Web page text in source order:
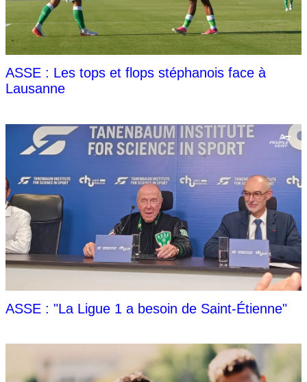
ASSE : Les tops et flops stéphanois face à
Lausanne
ASSE : "La Ligue 1 a besoin de Saint-Étienne"